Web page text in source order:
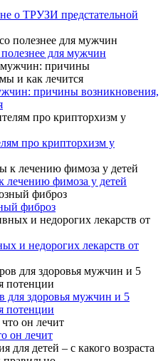
о ТРУЗИ предстательной
для мужчин
причины возникновения,
про крипторхизм у
фимоза у детей
фиброз
и недорогих лекарств от
для здоровья мужчин и 5
потенции
он лечит